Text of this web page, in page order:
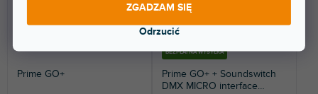
Odrzucić
ZGADZAM SIĘ
Prime GO+
BEZPŁATNA WYSYŁKA
Prime GO+ + Soundswitch
DMX MICRO interface